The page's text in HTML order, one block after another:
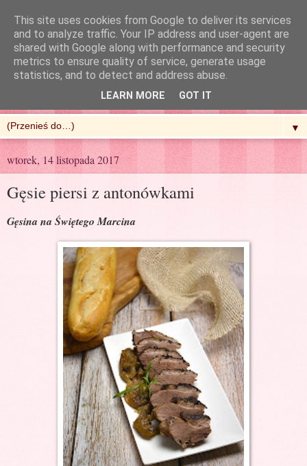
R'n'G Kitchen
▼
wtorek, 14 listopada 2017
Gęsie piersi z antonówkami
Gęsina na Świętego Marcina
This site uses cookies from Google to deliver its services
and to analyze traffic. Your IP address and user-agent are
shared with Google along with performance and security
metrics to ensure quality of service, generate usage
statistics, and to detect and address abuse.
LEARN MORE GOT IT